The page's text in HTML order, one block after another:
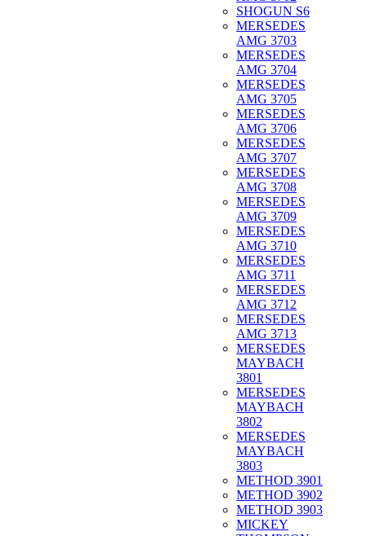
SHOGUN S6
MERSEDES
AMG 3703
MERSEDES
AMG 3704
MERSEDES
AMG 3705
MERSEDES
AMG 3706
MERSEDES
AMG 3707
MERSEDES
AMG 3708
MERSEDES
AMG 3709
MERSEDES
AMG 3710
MERSEDES
AMG 3711
MERSEDES
AMG 3712
MERSEDES
AMG 3713
MERSEDES
MAYBACH
3801
MERSEDES
MAYBACH
3802
MERSEDES
MAYBACH
3803
METHOD 3901
METHOD 3902
METHOD 3903
MICKEY